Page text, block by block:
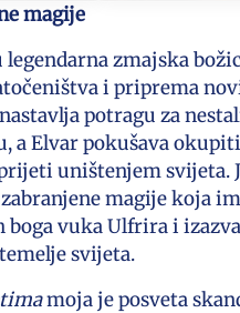
magije
zmajska
i priprema
potragu za
a Elvar pokušava
uništenjem svijeta.
magije koja
vuka Ulfrira i
svijeta.
moja je posveta